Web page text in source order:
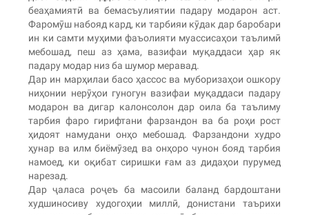
беаҳамиятӣ ва бемасъулиятии падару модарон аст.
Фаромӯш набояд кард, ки тарбияи кӯдак дар баробари
ин ки самти муҳими фаъолияти муассисаҳои таълимӣ
мебошад, пеш аз ҳама, вазифаи муқаддаси ҳар як
падару модар низ ба шумор меравад.
Дар ин марҳилаи басо ҳассос ва муборизаҳои ошкору
ниҳонии нерӯҳои гуногун вазифаи муқаддаси падару
модарон ва дигар калонсолон дар оила ба таълиму
тарбия фаро гирифтани фарзандон ва ба роҳи рост
ҳидоят намудани онҳо мебошад. Фарзандони худро
ҳунар ва илм биёмӯзед ва онҳоро чунон бояд тарбия
намоед, ки оқибат сиришки ғам аз дидаҳои пурумед
нарезад.
Дар ҷаласа роҷеъ ба масоили баланд бардоштани
худшиносиву худогоҳии миллӣ, донистани таърихи